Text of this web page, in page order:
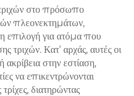
Δέρματος και
Ραδιοσυχνότητας στο
Πρόσωπο για Απώλεια
Βάρους και Αδυνατισμό
Σώματος
στο πρόσωπο
πλεονεκτημάτων,
επιλογή για ατόμα που
τριχών. Κατ’ αρχάς, αυτές οι
στην εστίαση,
να επικεντρώνονται
διατηρώντας